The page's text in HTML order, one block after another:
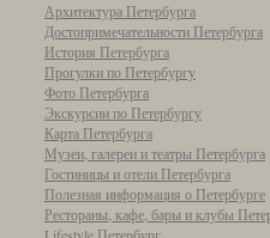
Архитектура Петербурга
Достопримечательности Петербурга
История Петербурга
Прогулки по Петербургу
Фото Петербурга
Экскурсии по Петербургу
Карта Петербурга
Музеи, галереи и театры Петербурга
Гостиницы и отели Петербурга
Полезная информация о Петербурге
Рестораны, кафе, бары и клубы